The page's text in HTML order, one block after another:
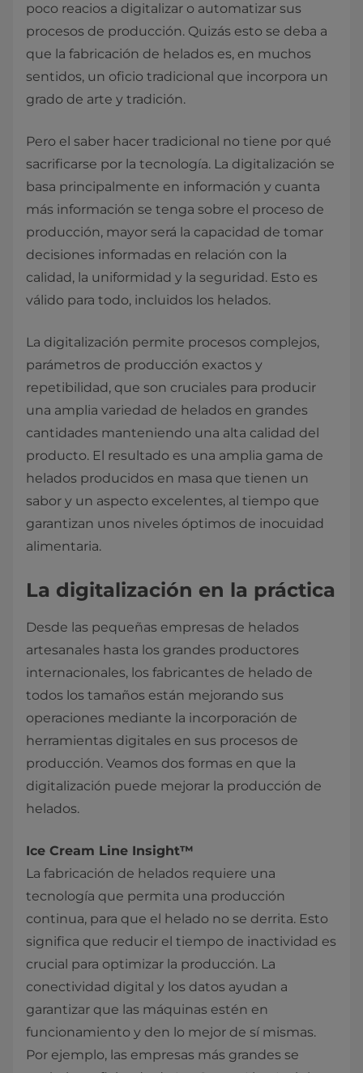
poco reacios a digitalizar o automatizar sus
procesos de producción. Quizás esto se deba a
que la fabricación de helados es, en muchos
sentidos, un oficio tradicional que incorpora un
grado de arte y tradición.
Pero el saber hacer tradicional no tiene por qué
sacrificarse por la tecnología. La digitalización se
basa principalmente en información y cuanta
más información se tenga sobre el proceso de
producción, mayor será la capacidad de tomar
decisiones informadas en relación con la
calidad, la uniformidad y la seguridad. Esto es
válido para todo, incluidos los helados.
La digitalización permite procesos complejos,
parámetros de producción exactos y
repetibilidad, que son cruciales para producir
una amplia variedad de helados en grandes
cantidades manteniendo una alta calidad del
producto. El resultado es una amplia gama de
helados producidos en masa que tienen un
sabor y un aspecto excelentes, al tiempo que
garantizan unos niveles óptimos de inocuidad
alimentaria.
La digitalización en la práctica
Desde las pequeñas empresas de helados
artesanales hasta los grandes productores
internacionales, los fabricantes de helado de
todos los tamaños están mejorando sus
operaciones mediante la incorporación de
herramientas digitales en sus procesos de
producción. Veamos dos formas en que la
digitalización puede mejorar la producción de
helados.
Ice Cream Line Insight™
La fabricación de helados requiere una
tecnología que permita una producción
continua, para que el helado no se derrita. Esto
significa que reducir el tiempo de inactividad es
crucial para optimizar la producción. La
conectividad digital y los datos ayudan a
garantizar que las máquinas estén en
funcionamiento y den lo mejor de sí mismas.
Por ejemplo, las empresas más grandes se